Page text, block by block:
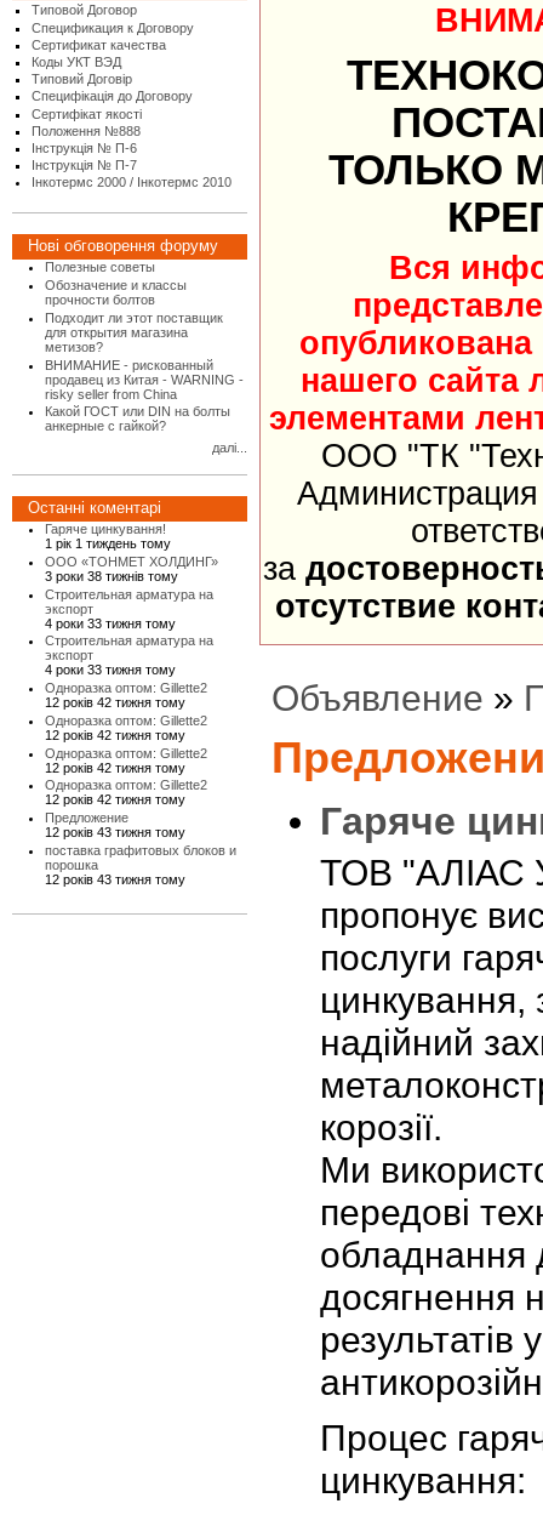
Типовой Договор
Спецификация к Договору
Сертификат качества
Коды УКТ ВЭД
Типовий Договір
Специфікація до Договору
Сертифікат якості
Положення №888
Інструкція № П-6
Інструкція № П-7
Інкотермс 2000 / Інкотермс 2010
Нові обговорення форуму
Полезные советы
Обозначение и классы
прочности болтов
Подходит ли этот поставщик
для открытия магазина
метизов?
ВНИМАНИЕ - рискованный
продавец из Китая - WARNING -
risky seller from China
Какой ГОСТ или DIN на болты
анкерные с гайкой?
далі...
Останні коментарі
Гаряче цинкування!
1 рік 1 тиждень тому
ООО «ТОНМЕТ ХОЛДИНГ»
3 роки 38 тижнів тому
Строительная арматура на
экспорт
4 роки 33 тижня тому
Строительная арматура на
экспорт
4 роки 33 тижня тому
Одноразка оптом: Gillette2
12 років 42 тижня тому
Одноразка оптом: Gillette2
12 років 42 тижня тому
Одноразка оптом: Gillette2
12 років 42 тижня тому
Одноразка оптом: Gillette2
12 років 42 тижня тому
Предложение
12 років 43 тижня тому
поставка графитовых блоков и
порошка
12 років 43 тижня тому
ТОЛЬКО
Вся
нашего сайта
элементами
ООО "ТК
за
отсутствие
Объявление »
Гаряче
ТОВ "АЛІАС
пропонує
послуги
цинкування,
надійний
корозії.
Ми
передові
обладнання
досягнення
результатів
Процес
цинкування: